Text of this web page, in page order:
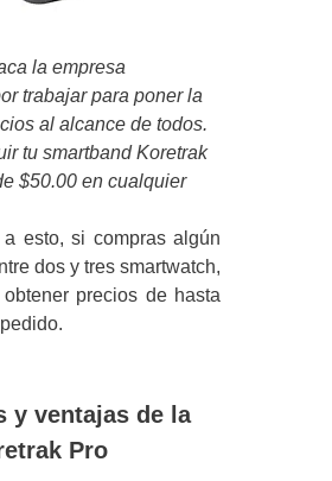
la empresa
trabajar para poner la
al alcance de todos.
tu smartband Koretrak
$50.00 en cualquier
esto, si compras algún
dos y tres smartwatch,
precios de hasta
y ventajas de la
Pro